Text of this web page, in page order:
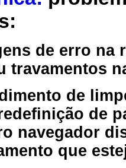
de erro
travamentos
de
de
navegador
que